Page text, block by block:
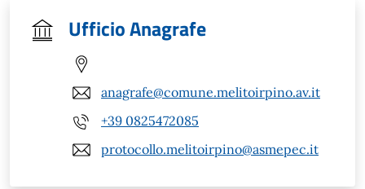
Ufficio Anagrafe
anagrafe@comune.melitoirpino.av.it
+39 0825472085
protocollo.melitoirpino@asmepec.it